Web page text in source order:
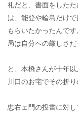
礼だと、書面をした
は、能登や輪島だけ
もらいたかったんで
局は自分への厳しさだ
と、本橋さんが十年
川口のお宅でその折
忠右ェ門の投書に対